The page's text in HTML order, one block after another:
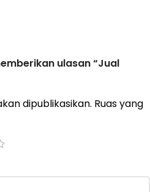
ulasan “Jual
dipublikasikan. Ruas yang